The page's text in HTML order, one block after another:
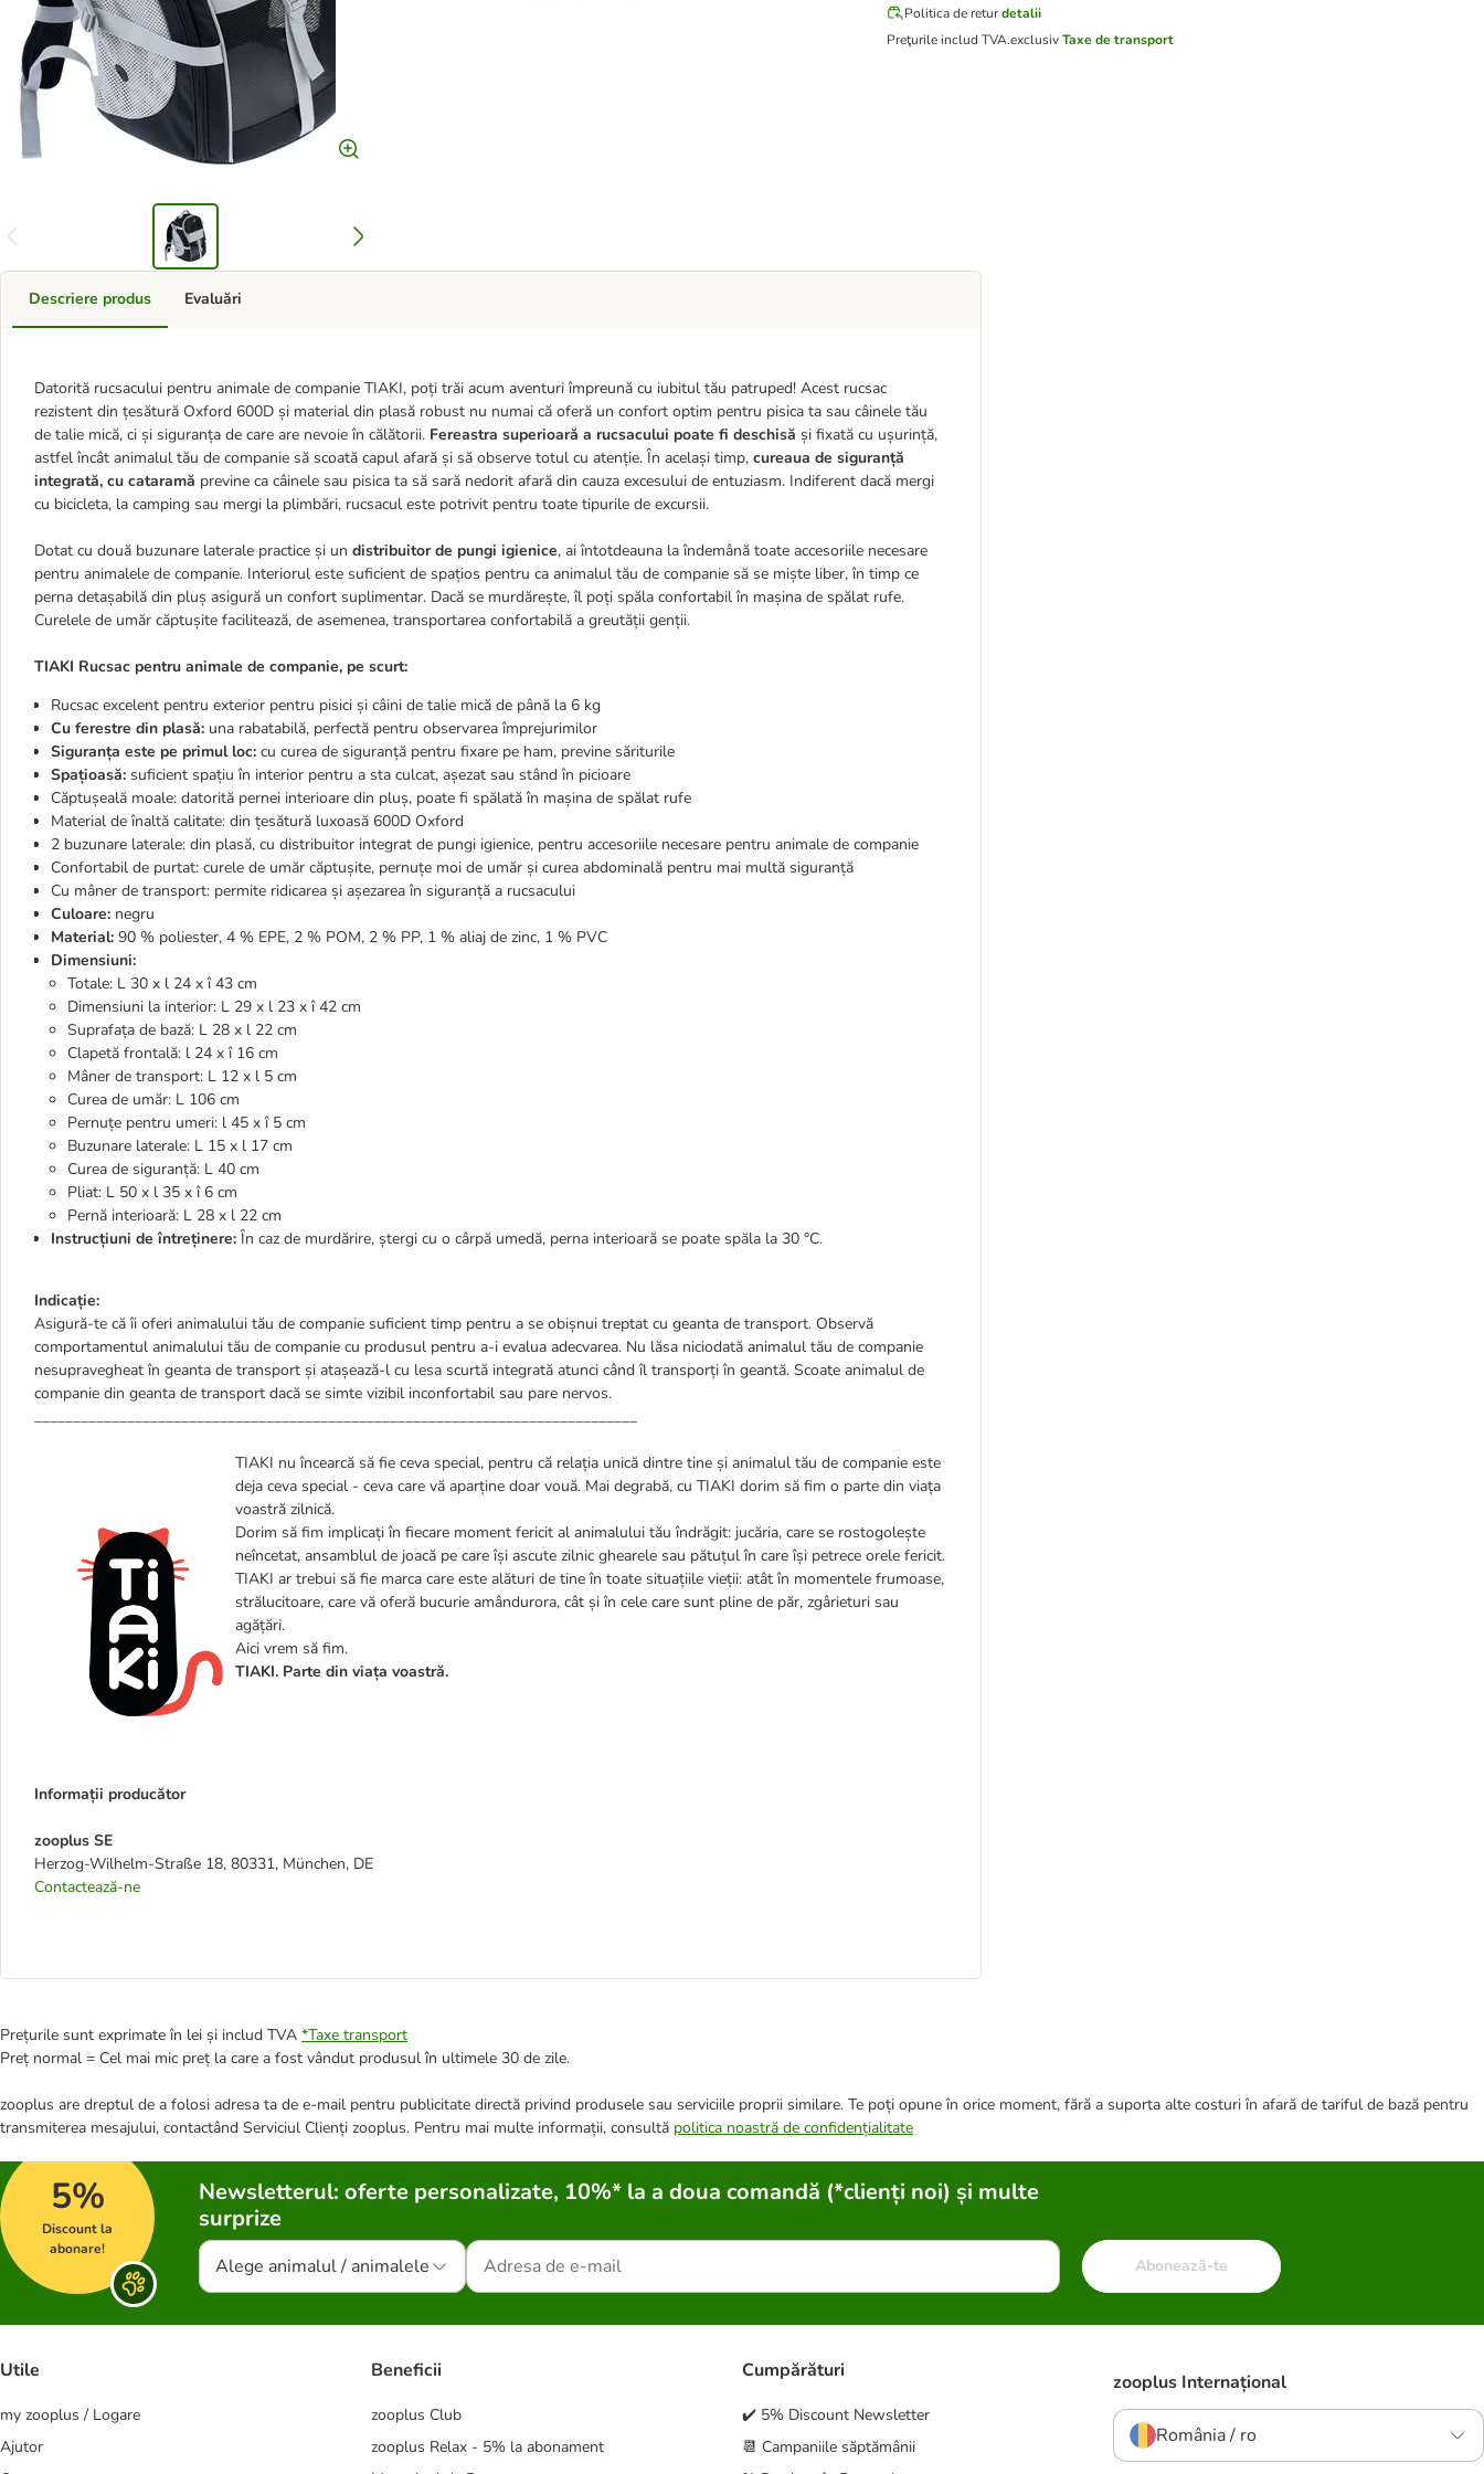
Politica de retur detalii
Preţurile includ TVA.exclusivTaxe de transport
Descriere produs
Datorită rucsacului pentru animale de companie TIAKI, poți trăi acum aventuri împreună cu iubitul tău patruped! Acest rucsac
rezistent din țesătură Oxford 600D și material din plasă robust nu numai că oferă un confort optim pentru pisica ta sau câinele tău
de talie mică, ci și siguranța de care are nevoie în călătorii. Fereastra superioară a rucsacului poate fi deschisă și fixată cu ușurință,
astfel încât animalul tău de companie să scoată capul afară și să observe totul cu atenție. În același timp, cureaua de siguranță
integrată, cu cataramă previne ca câinele sau pisica ta să sară nedorit afară din cauza excesului de entuziasm. Indiferent dacă mergi
cu bicicleta, la camping sau mergi la plimbări, rucsacul este potrivit pentru toate tipurile de excursii.
Dotat cu două buzunare laterale practice și un distribuitor de pungi igienice, ai întotdeauna la îndemână toate accesoriile necesare
pentru animalele de companie. Interiorul este suficient de spațios pentru ca animalul tău de companie să se miște liber, în timp ce
perna detașabilă din pluș asigură un confort suplimentar. Dacă se murdărește, îl poți spăla confortabil în mașina de spălat rufe.
Curelele de umăr căptușite facilitează, de asemenea, transportarea confortabilă a greutății genții.
TIAKI Rucsac pentru animale de companie, pe scurt:
Rucsac excelent pentru exterior pentru pisici și câini de talie mică de până la 6 kg
Cu ferestre din plasă: una rabatabilă, perfectă pentru observarea împrejurimilor
Siguranța este pe primul loc: cu curea de siguranță pentru fixare pe ham, previne săriturile
Spațioasă: suficient spațiu în interior pentru a sta culcat, așezat sau stând în picioare
Căptușeală moale: datorită pernei interioare din pluș, poate fi spălată în mașina de spălat rufe
Material de înaltă calitate: din țesătură luxoasă 600D Oxford
2 buzunare laterale: din plasă, cu distribuitor integrat de pungi igienice, pentru accesoriile necesare pentru animale de companie
Confortabil de purtat: curele de umăr căptușite, pernuțe moi de umăr și curea abdominală pentru mai multă siguranță
Cu mâner de transport: permite ridicarea și așezarea în siguranță a rucsacului
Culoare: negru
Material: 90 % poliester, 4 % EPE, 2 % POM, 2 % PP, 1 % aliaj de zinc, 1 % PVC
Dimensiuni:
Totale: L 30 x l 24 x î 43 cm
Dimensiuni la interior: L 29 x l 23 x î 42 cm
Suprafața de bază: L 28 x l 22 cm
Clapetă frontală: l 24 x î 16 cm
Mâner de transport: L 12 x l 5 cm
Curea de umăr: L 106 cm
Pernuțe pentru umeri: l 45 x î 5 cm
Buzunare laterale: L 15 x l 17 cm
Curea de siguranță: L 40 cm
Pliat: L 50 x l 35 x î 6 cm
Pernă interioară: L 28 x l 22 cm
Instrucțiuni de întreținere: În caz de murdărire, ștergi cu o cârpă umedă, perna interioară se poate spăla la 30 °C.
Indicație:
Asigură-te că îi oferi animalului tău de companie suficient timp pentru a se obișnui treptat cu geanta de transport. Observă
comportamentul animalului tău de companie cu produsul pentru a-i evalua adecvarea. Nu lăsa niciodată animalul tău de companie
nesupravegheat în geanta de transport și atașează-l cu lesa scurtă integrată atunci când îl transporți în geantă. Scoate animalul de
companie din geanta de transport dacă se simte vizibil inconfortabil sau pare nervos.
______________________________________________________________________________
TIAKI nu încearcă să fie ceva special, pentru că relația unică dintre tine și animalul tău de companie este
deja ceva special - ceva care vă aparține doar vouă. Mai degrabă, cu TIAKI dorim să fim o parte din viața
voastră zilnică.
Dorim să fim implicați în fiecare moment fericit al animalului tău îndrăgit: jucăria, care se rostogolește
neîncetat, ansamblul de joacă pe care își ascute zilnic ghearele sau pătuțul în care își petrece orele fericit.
TIAKI ar trebui să fie marca care este alături de tine în toate situațiile vieții: atât în momentele frumoase,
strălucitoare, care vă oferă bucurie amândurora, cât și în cele care sunt pline de păr, zgârieturi sau
agățări.
Aici vrem să fim.
TIAKI. Parte din viața voastră.
Informații producător
zooplus SE
Herzog-Wilhelm-Straße 18, 80331, München, DE
Contactează-ne
Evaluări
Prețurile sunt exprimate în lei și includ TVA *Taxe transport
Preț normal = Cel mai mic preț la care a fost vândut produsul în ultimele 30 de zile.
zooplus are dreptul de a folosi adresa ta de e-mail pentru publicitate directă privind produsele sau serviciile proprii similare. Te poți opune în orice moment, fără a suporta alte costuri în afară de tariful de bază pentru
transmiterea mesajului, contactând Serviciul Clienți zooplus. Pentru mai multe informații, consultă politica noastră de confidențialitate
5%
Discount la
abonare!
Newsletterul: oferte personalizate, 10%* la a doua comandă (*clienți noi) și multe
surprize
Alege animalul / animalele Abonează-te
Utile
my zooplus / Logare
Ajutor
Beneficii
zooplus Club
zooplus Relax - 5% la abonament
Cumpărături
✔️ 5% Discount Newsletter
📆 Campaniile săptămânii
zooplus Internațional
România / ro